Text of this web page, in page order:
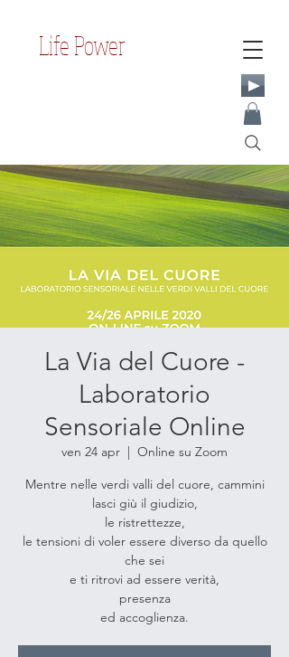
Life Power
La Via del Cuore -
Laboratorio
Sensoriale Online
ven 24 apr
  |
Online su Zoom
Mentre nelle verdi valli del cuore, cammini
lasci giù il giudizio,
le ristrettezze,
le tensioni di voler essere diverso da quello
che sei
e ti ritrovi ad essere verità,
presenza